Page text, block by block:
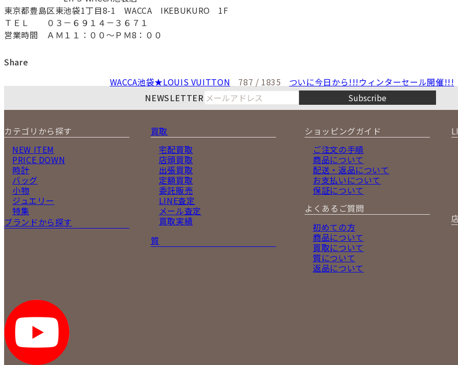
東京都豊島区東池袋1丁目8-1 WACCA IKEBUKURO 1F
ＴＥＬ ０３－６９１４－３６７１
営業時間 ＡＭ１１：００～ＰＭ8：００
Share
WACCA池袋★LOUIS VUITTON
787 / 1835 ついに今日から!!!ウィンターセール開催!!!
NEWSLETTER Subscribe
カテゴリから探す
NEW ITEM
PRICE DOWN
時計
バッグ
小物
ジュエリー
特集
ブランドから探す
買取
宅配買取
店頭買取
出張買取
定額買取
委託販売
LINE査定
メール査定
買取実績
質
ショッピングガイド
ご注文の手順
商品について
配送・返品について
お支払いについて
保証について
よくあるご質問
初めての方
商品について
買取について
質について
返品について